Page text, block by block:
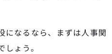
になるなら、まずは人事関
ょう。